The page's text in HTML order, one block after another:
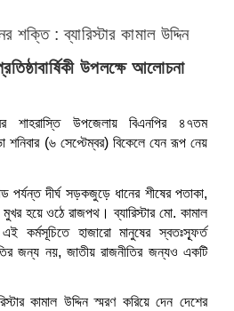
শক্তি : ব্যারিস্টার কামাল উদ্দিন
উপলক্ষে আলোচনা
শাহরাস্তি উপজেলায় বিএনপির ৪৭তম
শনিবার (৬ সেপ্টেম্বর) বিকেলে যেন রূপ নেয়
দীর্ঘ সড়কজুড়ে ধানের শীষের পতাকা,
হয়ে ওঠে রাজপথ। ব্যারিস্টার মো. কামাল
কর্মসূচিতে হাজারো মানুষের স্বতঃস্ফূর্ত
জন্য নয়, জাতীয় রাজনীতির জন্যও একটি
কামাল উদ্দিন স্মরণ করিয়ে দেন দেশের